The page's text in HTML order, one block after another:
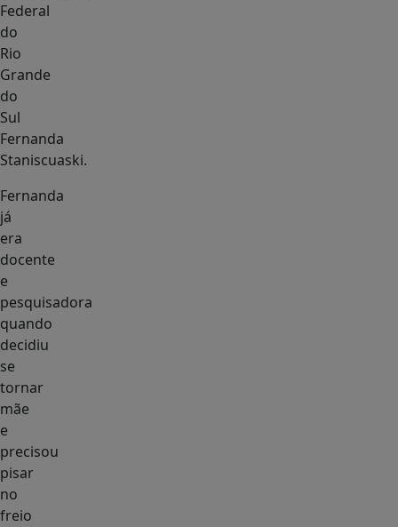
Federal
do
Rio
Grande
do
Sul
Fernanda
Staniscuaski.
Fernanda
já
era
docente
e
pesquisadora
quando
decidiu
se
tornar
mãe
e
precisou
pisar
no
freio